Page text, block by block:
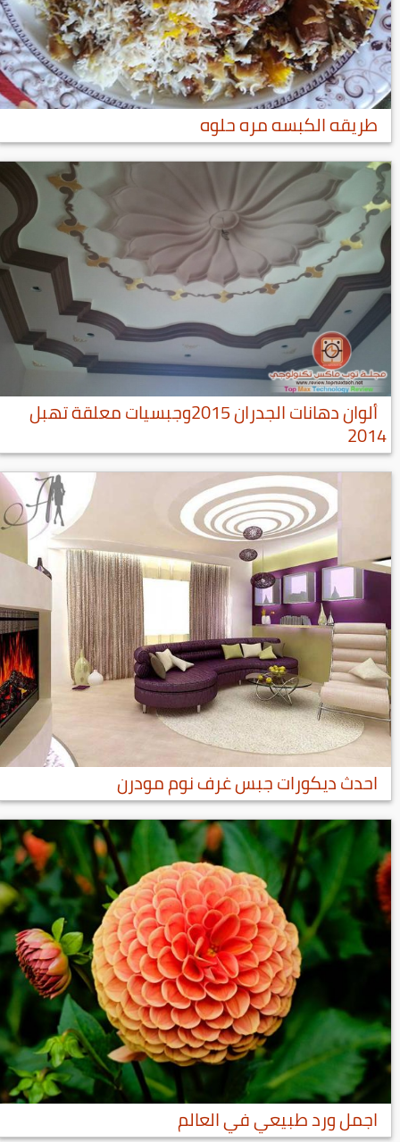
طريقه الكبسه مره حلوه
ألوان دهانات الجدران 2015وجبسيات معلقة تهبل
2014
احدث ديكورات جبس غرف نوم مودرن
اجمل ورد طبيعي في العالم